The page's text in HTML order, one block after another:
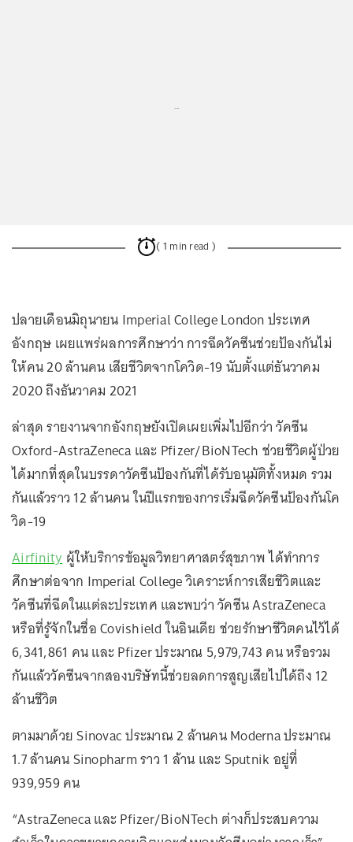
...
( 1 min read )
ปลายเดือนมิถุนายน Imperial College London ประเทศ
อังกฤษ เผยแพร่ผลการศึกษาว่า การฉีดวัคซีนช่วยป้องกันไม่
ให้คน 20 ล้านคน เสียชีวิตจากโควิด-19 นับตั้งแต่ธันวาคม
2020 ถึงธันวาคม 2021
ล่าสุด รายงานจากอังกฤษยังเปิดเผยเพิ่มไปอีกว่า วัคซีน
Oxford-AstraZeneca และ Pfizer/BioNTech ช่วยชีวิตผู้ป่วย
ได้มากที่สุดในบรรดาวัคซีนป้องกันที่ได้รับอนุมัติทั้งหมด รวม
กันแล้วราว 12 ล้านคน ในปีแรกของการเริ่มฉีดวัคซีนป้องกันโค
วิด-19
Airfinityผู้ให้บริการข้อมูลวิทยาศาสตร์สุขภาพ ได้ทำการ
ศึกษาต่อจาก Imperial College วิเคราะห์การเสียชีวิตและ
วัคซีนที่ฉีดในแต่ละประเทศ และพบว่า วัคซีน AstraZeneca
หรือที่รู้จักในชื่อ Covishield ในอินเดีย ช่วยรักษาชีวิตคนไว้ได้
6,341,861 คน และ Pfizer ประมาณ 5,979,743 คน หรือรวม
กันแล้ววัคซีนจากสองบริษัทนี้ช่วยลดการสูญเสียไปได้ถึง 12
ล้านชีวิต
ตามมาด้วย Sinovac ประมาณ 2 ล้านคน Moderna ประมาณ
1.7 ล้านคน Sinopharm ราว 1 ล้าน และ Sputnik อยู่ที่
939,959 คน
“AstraZeneca และ Pfizer/BioNTech ต่างก็ประสบความ